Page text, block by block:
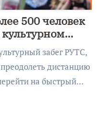
500 человек
забег РУТС,
дистанцию
на быстрый…